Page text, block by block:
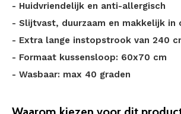
- Huidvriendelijk en anti-allergisch
- Slijtvast, duurzaam en makkelijk in
- Extra lange instopstrook van 240
- Formaat kussensloop: 60x70 cm
- Wasbaar: max 40 graden